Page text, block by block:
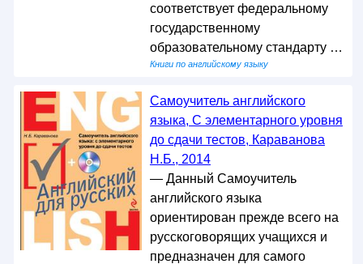
соответствует федеральному
государственному
образовательному стандарту …
Книги по английскому языку
Самоучитель английского
языка, С элементарного уровня
до сдачи тестов, Караванова
Н.Б., 2014
— Данный Самоучитель
английского языка
ориентирован прежде всего на
русскоговорящих учащихся и
предназначен для самого